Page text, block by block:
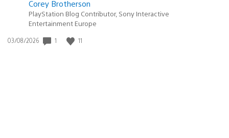
Corey Brotherson
PlayStation Blog Contributor, Sony Interactive
Entertainment Europe
Date
03/08/2026 1 11